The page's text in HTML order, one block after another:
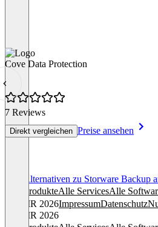
Cove Data Protection
7 Reviews
Direkt vergleichen Preise ansehen
Alle Alternativen zu Storware Backup
Alle ProdukteAlle ServicesAlle
© OMR 2026ImpressumDatenschutz
© OMR 2026